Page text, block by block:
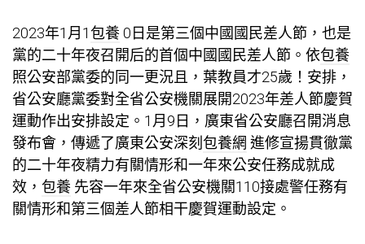
2023年1月1包養0日是第三個中國國民差人節，也是
黨的二十年夜召開后的首個中國國民差人節。依包養
照公安部黨委的同一更況且，葉教員才25歲！安排，
省公安廳黨委對全省公安機關展開2023年差人節慶賀
運動作出安排設定。1月9日，廣東省公安廳召開消息
發布會，傳遞了廣東公安深刻包養網 進修宣揚貫徹黨
的二十年夜精力有關情形和一年來公安任務成就成
效， 包養 先容一年來全省公安機關110接處警任務有
關情形和第三個差人節相干慶賀運動設定。